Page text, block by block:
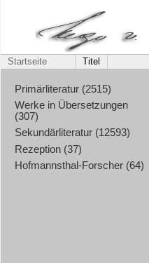
Startseite Titel
Primärliteratur (2515)
Werke in Übersetzungen
(307)
Sekundärliteratur (12593)
Rezeption (37)
Hofmannsthal-Forscher (64)